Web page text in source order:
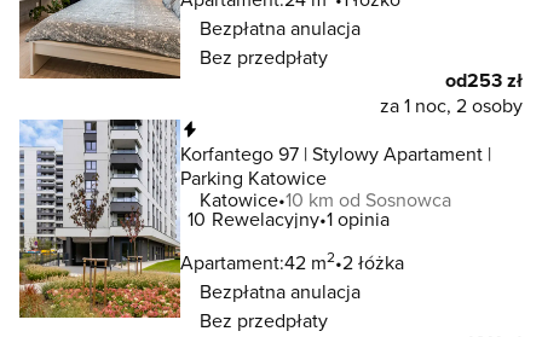
Bezpłatna anulacja
Bez przedpłaty
od253 zł
za 1 noc, 2 osoby
Korfantego 97 | Stylowy Apartament |
Parking Katowice
Katowice 10 km od Sosnowca
10 Rewelacyjny 1 opinia
Apartament:42 m2 2 łóżka
Bezpłatna anulacja
Bez przedpłaty